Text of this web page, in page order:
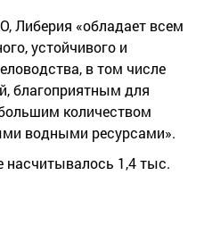
Либерия «обладает всем
устойчивого и
в том числе
благоприятным для
количеством
водными ресурсами».
насчитывалось 1,4 тыс.